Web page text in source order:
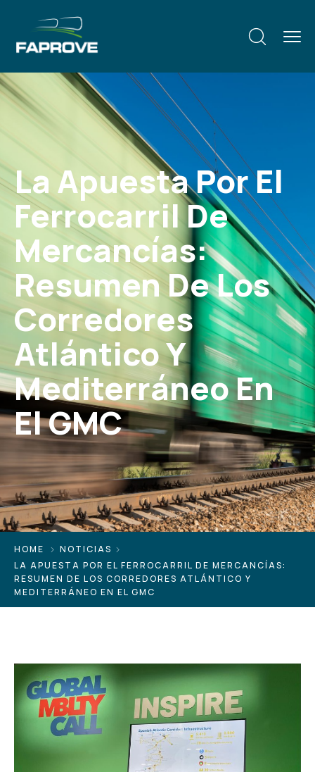
La Apuesta Por El
Ferrocarril De
Mercancías:
Resumen De Los
Corredores
Atlántico Y
Mediterráneo En
El GMC
HOME
NOTICIAS
LA APUESTA POR EL FERROCARRIL DE MERCANCÍAS:
RESUMEN DE LOS CORREDORES ATLÁNTICO Y
MEDITERRÁNEO EN EL GMC